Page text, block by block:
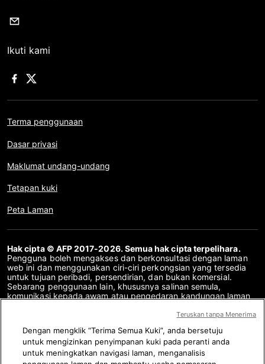
Ikuti kami
Terma penggunaan
Dasar privasi
Maklumat undang-undang
Tetapan kuki
Peta Laman
Hak cipta © AFP 2017-2026. Semua hak cipta terpelihara.
Pengguna boleh mengakses dan berkonsultasi dengan laman
web ini dan menggunakan ciri-ciri perkongsian yang tersedia
untuk tujuan peribadi, persendirian, dan bukan komersial.
Sebarang penggunaan lain, khususnya salinan semula,
komunikasi kepada awam atau pengedaran kandungan laman
sebarang tujuan lain dan/atau dengan cara lain, tanpa
adalah dilarang sama sekali. Perkara yang digambarkan atau
disertakan melalui pautan dalam kandungan Semakan Fakta
disediakan sebanyak yang diperlukan untuk pemahaman yang
betul mengenai pengesahan maklumat yang berkenaan. AFP
Dengan mengklik “Terima Semua Kuki”, anda bersetuju
untuk mengizinkan penyimpanan kuki pada peranti anda
untuk meningkatkan navigasi laman, menganalisis
Teruskan tanpa Menerima